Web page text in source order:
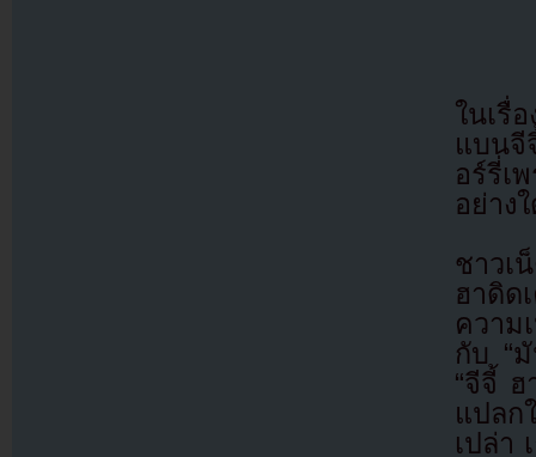
ในเรื่
แบนจี
อร์รี่เ
อย่าง
ชาวเ
ฮาดิด
ความ
กับ “
“จีจี้
แปลก
เปล่า